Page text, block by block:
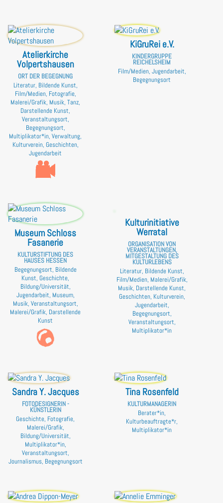
Atelierkirche
Volpertshausen
ORT DER BEGEGNUNG
Literatur, Bildende Kunst,
Film/Medien, Fotografie,
Malerei/Grafik, Musik, Tanz,
Darstellende Kunst,
Veranstaltungsort,
Begegnungsort,
Multiplikator*in, Verwaltung,
Kulturverein, Geschichten,
Jugendarbeit
KiGruRei e.V.
KINDERGRUPPE
REICHELSHEIM
Film/Medien, Jugendarbeit,
Begegnungsort
Museum Schloss
Fasanerie
KULTURSTIFTUNG DES
HAUSES HESSEN
Begegnungsort, Bildende
Kunst, Geschichte,
Bildung/Universität,
Jugendarbeit, Museum,
Musik, Veranstaltungsort,
Malerei/Grafik, Darstellende
Kunst
Kulturinitiative
Werratal
ORGANISATION VON
VERANSTALTUNGEN,
MITGESTALTUNG DES
KULTURLEBENS
Literatur, Bildende Kunst,
Film/Medien, Malerei/Grafik,
Musik, Darstellende Kunst,
Geschichten, Kulturverein,
Jugendarbeit,
Begegnungsort,
Veranstaltungsort,
Multiplikator*in
Sandra Y. Jacques
FOTODESIGNERIN -
KÜNSTLERIN
Geschichte, Fotografie,
Malerei/Grafik,
Bildung/Universität,
Multiplikator*in,
Veranstaltungsort,
Journalismus, Begegnungsort
Tina Rosenfeld
KULTURMANAGERIN
Berater*in,
Kulturbeauftragte*r,
Multiplikator*in